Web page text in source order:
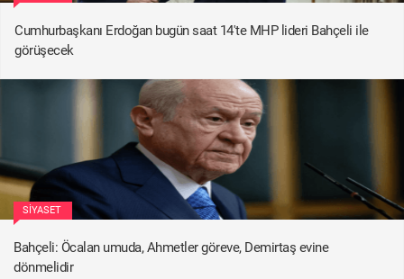
Cumhurbaşkanı Erdoğan bugün saat 14'te MHP lideri Bahçeli ile
görüşecek
SIYASET
Bahçeli: Öcalan umuda, Ahmetler göreve, Demirtaş evine
dönmelidir